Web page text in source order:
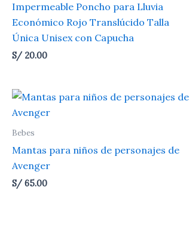
Impermeable Poncho para Lluvia
Económico Rojo Translúcido Talla
Única Unisex con Capucha
S/20.00
Bebes
Mantas para niños de personajes de
Avenger
S/65.00